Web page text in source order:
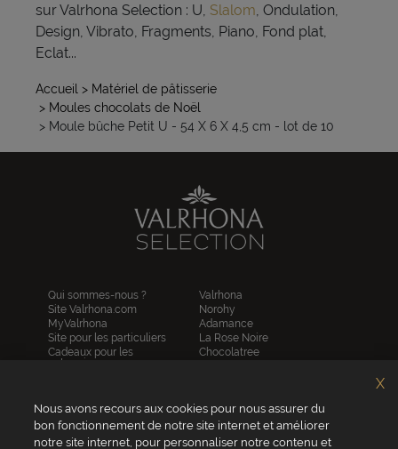
sur Valrhona Selection : U, Slalom , Ondulation,
Design, Vibrato, Fragments, Piano, Fond plat,
Eclat...
Accueil > Matériel de pâtisserie
> Moules chocolats de Noël
> Moule bûche Petit U - 54 X 6 X 4,5 cm - lot de 10
Qui sommes-nous ?
Site Valrhona.com
MyValrhona
Site pour les particuliers
Cadeaux pour les
entreprises
Contactez-nous
Valrhona
Norohy
Adamance
La Rose Noire
Chocolatree
Republica del cacao
Nous avons recours aux cookies pour nous assurer du
bon fonctionnement de notre site internet et améliorer
notre site internet, pour personnaliser notre contenu et
X